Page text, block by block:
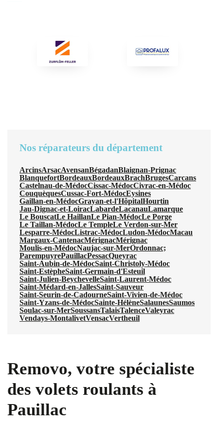
Nos réparateurs du département
ArcinsArsacAvensanBégadanBlaignan-Prignac
BlanquefortBordeauxBordeauxBrachBrugesCarcans
Castelnau-de-MédocCissac-MédocCivrac-en-Médoc
CouquèquesCussac-Fort-MédocEysines
Gaillan-en-MédocGrayan-et-l'HôpitalHourtin
Jau-Dignac-et-LoiracLabardeLacanauLamarque
Le BouscatLe HaillanLe Pian-MédocLe Porge
Le Taillan-MédocLe TempleLe Verdon-sur-Mer
Lesparre-MédocListrac-MédocLudon-MédocMacau
Margaux-CantenacMérignacMérignac
Moulis-en-MédocNaujac-sur-MerOrdonnac;
ParempuyrePauillacPessacQueyrac
Saint-Aubin-de-MédocSaint-Christoly-Médoc
Saint-EstèpheSaint-Germain-d'Esteuil
Saint-Julien-BeychevelleSaint-Laurent-Médoc
Saint-Médard-en-JallesSaint-Sauveur
Saint-Seurin-de-CadourneSaint-Vivien-de-Médoc
Saint-Yzans-de-MédocSainte-HélèneSalaunesSaumos
Soulac-sur-MerSoussansTalaisTalenceValeyrac
Vendays-MontalivetVensacVertheuil
Removo, votre spécialiste
des volets roulants à
Pauillac